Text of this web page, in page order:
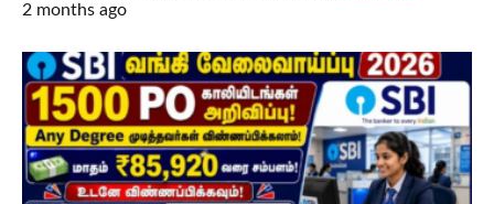
2 months ago